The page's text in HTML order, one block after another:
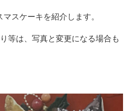
スケーキを紹介します。
等は、写真と変更になる場合も